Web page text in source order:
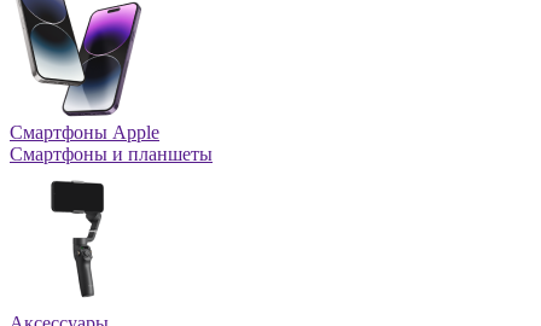
Смартфоны Apple
Смартфоны и планшеты